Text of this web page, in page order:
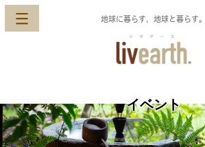
地球に暮らす、地球と暮らす。
イベント